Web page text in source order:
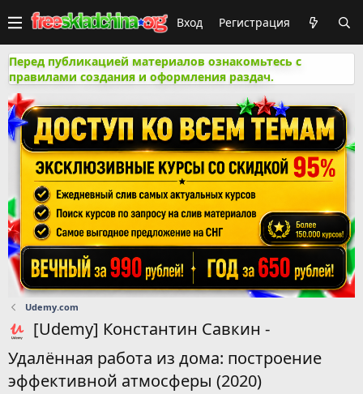
Вход Регистрация
Перед публикацией материалов ознакомьтесь с
правилами создания и оформления раздач.
Udemy.com
[Udemy] Константин Савкин -
Удалённая работа из дома: построение
эффективной атмосферы (2020)